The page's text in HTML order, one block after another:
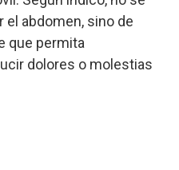
abdomen, sino de
que permita
dolores o molestias